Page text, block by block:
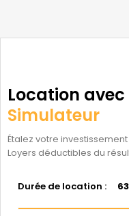
Location
Simulateur
Étalez votre
Loyers déductibles du
Durée de location :